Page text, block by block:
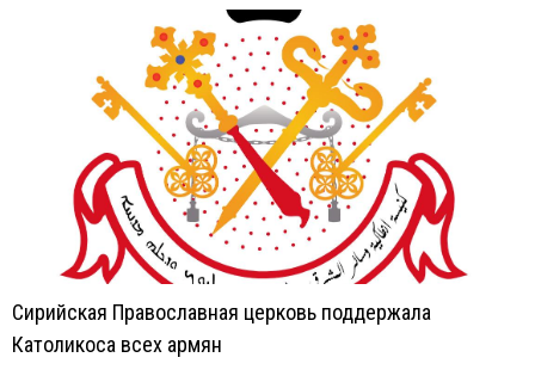
Сирийская Православная церковь поддержала
Католикоса всех армян